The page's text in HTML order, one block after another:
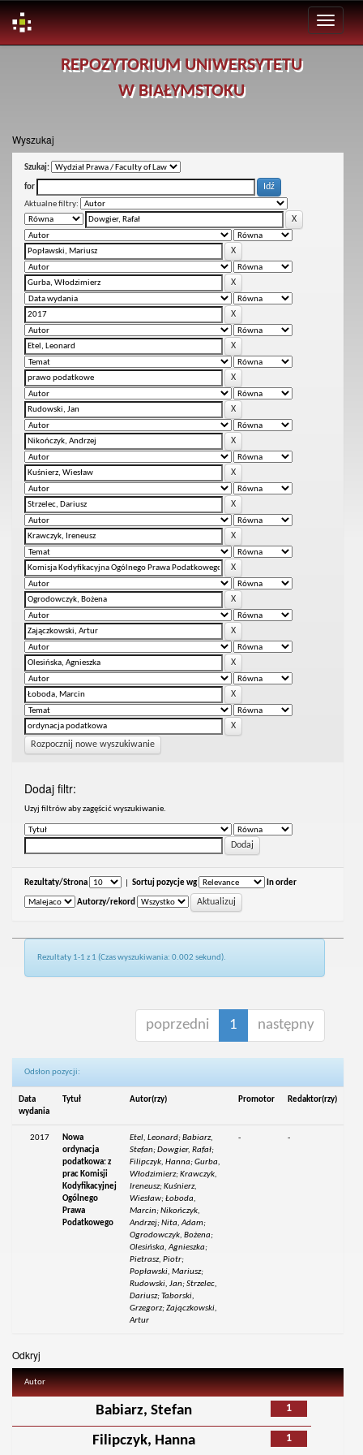
REPOZYTORIUM UNIWERSYTETU
W BIAŁYMSTOKU
Wyszukaj
Szukaj:
for
Aktualne filtry:
Rozpocznij nowe wyszukiwanie
Dodaj filtr:
Uzyj filtrów aby zagęścić wyszukiwanie.
Rezultaty/Strona Sortuj pozycje wg In order
Autorzy/rekord
Rezultaty 1-1 z 1 (Czas wyszukiwania: 0.002 sekund).
poprzedni 1 następny
Odsłon pozycji:
Data
wydania
Tytuł Autor(rzy) Promotor Redaktor(rzy)
2017
Nowa
ordynacja
podatkowa: z
prac Komisji
Kodyfikacyjnej
Ogólnego
Prawa
Podatkowego
Etel, Leonard; Babiarz,
Stefan; Dowgier, Rafał;
Filipczyk, Hanna; Gurba,
Włodzimierz; Krawczyk,
Ireneusz; Kuśnierz,
Wiesław; Łoboda,
Marcin; Nikończyk,
Andrzej; Nita, Adam;
Ogrodowczyk, Bożena;
Olesińska, Agnieszka;
Pietrasz, Piotr;
Popławski, Mariusz;
Rudowski, Jan; Strzelec,
Dariusz; Taborski,
Grzegorz; Zajączkowski,
Artur
- -
Odkryj
Autor
1
Babiarz, Stefan
1
Filipczyk, Hanna